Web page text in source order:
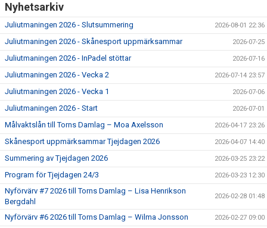
Nyhetsarkiv
Juliutmaningen 2026 - Slutsummering 2026-08-01 22:36
Juliutmaningen 2026 - Skånesport uppmärksammar 2026-07-25
Juliutmaningen 2026 - InPadel stöttar 2026-07-16
Juliutmaningen 2026 - Vecka 2 2026-07-14 23:57
Juliutmaningen 2026 - Vecka 1 2026-07-06
Juliutmaningen 2026 - Start 2026-07-01
Målvaktslån till Torns Damlag – Moa Axelsson 2026-04-17 23:26
Skånesport uppmärksammar Tjejdagen 2026 2026-04-07 14:40
Summering av Tjejdagen 2026 2026-03-25 23:22
Program för Tjejdagen 24/3 2026-03-23 12:30
Nyförvärv #7 2026 till Torns Damlag – Lisa Henrikson
Bergdahl
2026-02-28 01:48
Nyförvärv #6 2026 till Torns Damlag – Wilma Jonsson 2026-02-27 09:00